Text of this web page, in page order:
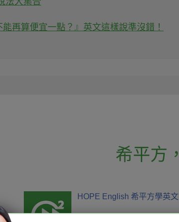
能再算便宜一點？』英文這樣說準沒錯！
希平方 ，
HOPE English 希平方學英文